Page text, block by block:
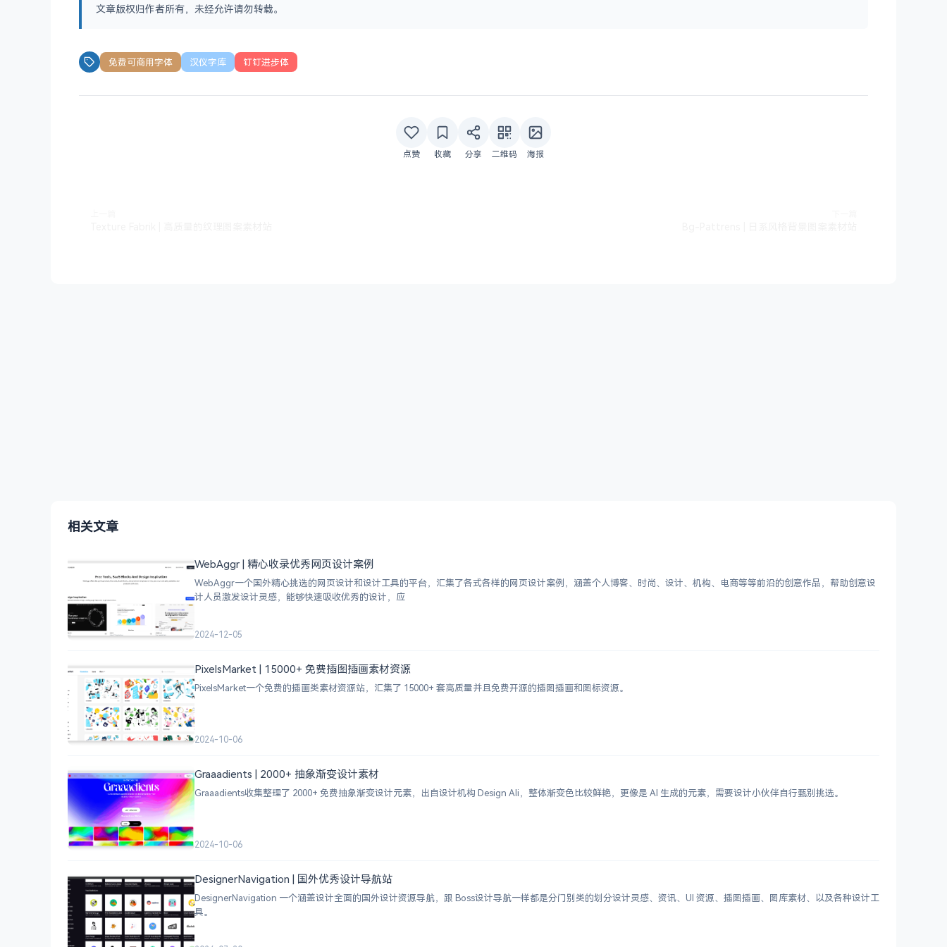
文章版权归作者所有，未经允许请勿转载。
免费可商用字体 汉仪字库 钉钉进步体
点赞 收藏 分享 二维码 海报
相关文章
WebAggr | 精心收录优秀网页设计案例
WebAggr一个国外精心挑选的网页设计和设计工具的平台，汇集了各式各样的网页设计案例，涵盖个人博客、时尚、设计、机构、电商等等前沿的创意作品，帮助创意设
计人员激发设计灵感，能够快速吸收优秀的设计，应
2024-12-05
PixelsMarket | 15000+ 免费插图插画素材资源
PixelsMarket一个免费的插画类素材资源站，汇集了 15000+ 套高质量并且免费开源的插图插画和图标资源。
2024-10-06
Graaadients | 2000+ 抽象渐变设计素材
Graaadients收集整理了 2000+ 免费抽象渐变设计元素，出自设计机构 Design Ali，整体渐变色比较鲜艳，更像是 AI 生成的元素，需要设计小伙伴自行甄别挑选。
2024-10-06
DesignerNavigation | 国外优秀设计导航站
DesignerNavigation 一个涵盖设计全面的国外设计资源导航，跟 Boss设计导航一样都是分门别类的划分设计灵感、资讯、UI 资源、插图插画、图库素材、以及各种设计工
具。